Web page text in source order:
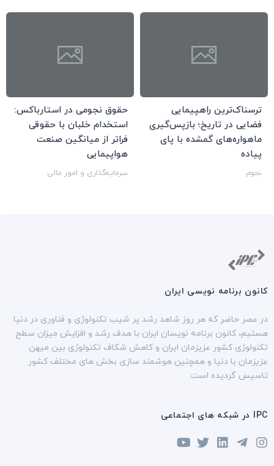
ترسناک‌ترین راهپیمایی
فضایی در تاریخ؛ بازپس‌گیری
ماهواره‌های گمشده با پای
پیاده
نجوم
حقوق نجومی در استارباکس:
استخدام خلبان با حقوقی
فراتر از میانگین صنعت
هواپیمایی
سرمایه‌گذاری و امور مالی
کانون برنامه نویسی ایران
در عصر حاضر که هر روز شاهد رشد پر شیب تکنولوژی و فناوری در دنیا
هستیم، کانون برنامه نویسان ایران با هدف رشد و افزایش میزان سطح
تکنولوژی کشور عزیزمان ایران و کاهش شکاف تکنولوژی بین میهن
عزیزمان با دنیا و همچنین هوشمند سازی بخش های مختلف کشور
تاسیس گردیده است.
IPC در شبکه های اجتماعی